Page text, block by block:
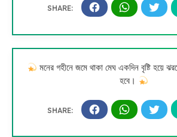
মনের গহীনে জমে থাকা মেঘ একদিন বৃষ্টি হয়ে
হবে।